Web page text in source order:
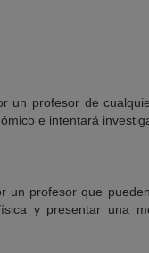
un profesor de
e intentará
un profesor que
y presentar una